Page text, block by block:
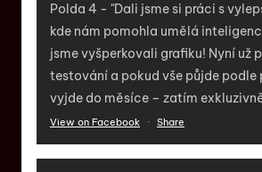
Polda 4 - "Dali jsme si práci s
kde nám pomohla umělá
jsme vyšperkovali grafiku! Nyní už
testování a pokud vše půjde podle
vyjde do měsíce – zatím
View on Facebook · Share